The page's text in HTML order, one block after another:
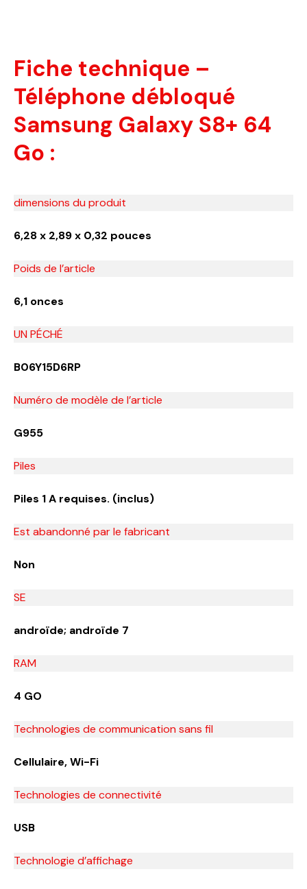
Fiche technique –
Téléphone débloqué
Samsung Galaxy S8+ 64
Go :
dimensions du produit
6,28 x 2,89 x 0,32 pouces
Poids de l’article
6,1 onces
UN PÉCHÉ
B06Y15D6RP
Numéro de modèle de l’article
G955
Piles
Piles 1 A requises. (inclus)
Est abandonné par le fabricant
Non
SE
androïde; androïde 7
RAM
4 GO
Technologies de communication sans fil
Cellulaire, Wi-Fi
Technologies de connectivité
USB
Technologie d’affichage